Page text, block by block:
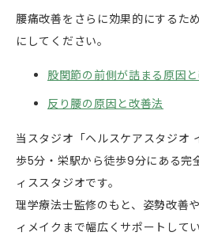
腰痛改善をさらに効果的にするた
にしてください。
股関節の前側が詰まる原因
反り腰の原因と改善法
当スタジオ「ヘルスケアスタジオ
歩5分・栄駅から徒歩9分にある完
ィススタジオです。
理学療法士監修のもと、姿勢改善
ィメイクまで幅広くサポートしてい